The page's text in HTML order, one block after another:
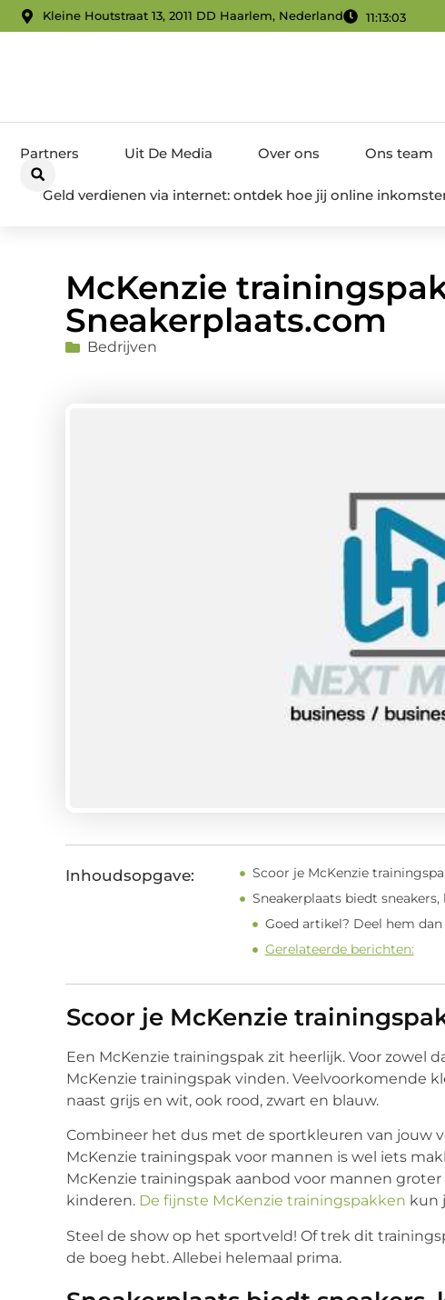
Kleine Houtstraat 13, 2011 DD Haarlem, Nederland 11:13:04
Partners Uit De Media Over ons Ons team
Geld verdienen via internet: ontdek hoe jij online
McKenzie
Sneakerplaats.com
Bedrijven
Inhoudsopgave:
Scoor je McKenzie
Sneakerplaats biedt
Goed artikel? Deel hem dan
Gerelateerde berichten:
Scoor je McKenzie
Een McKenzie trainingspak zit heerlijk. Voor zowel
McKenzie trainingspak vinden. Veelvoorkomende
naast grijs en wit, ook rood, zwart en blauw.
Combineer het dus met de sportkleuren van jouw
McKenzie trainingspak voor mannen is wel iets
McKenzie trainingspak aanbod voor mannen
kinderen. De fijnste McKenzie trainingspakken kun
Steel de show op het sportveld! Of trek dit
de boeg hebt. Allebei helemaal prima.